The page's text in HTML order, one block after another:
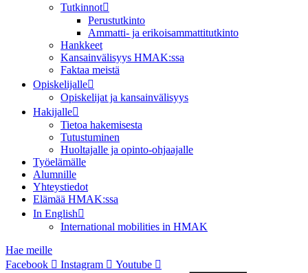
Tutkinnot
Perustutkinto
Ammatti- ja erikoisammattitutkinto
Hankkeet
Kansainvälisyys HMAK:ssa
Faktaa meistä
Opiskelijalle
Opiskelijat ja kansainvälisyys
Hakijalle
Tietoa hakemisesta
Tutustuminen
Huoltajalle ja opinto-ohjaajalle
Työelämälle
Alumnille
Yhteystiedot
Elämää HMAK:ssa
In English
International mobilities in HMAK
Hae meille
Facebook
Instagram Youtube